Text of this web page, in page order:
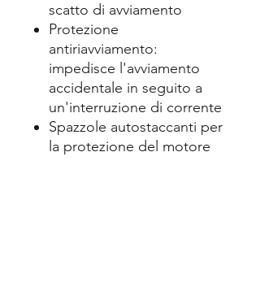
scatto di avviamento
Protezione
antiriavviamento:
impedisce l'avviamento
accidentale in seguito a
un'interruzione di corrente
Spazzole autostaccanti per
la protezione del motore